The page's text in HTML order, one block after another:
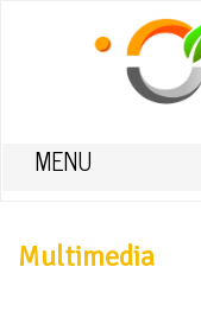
MENU
Multimedia